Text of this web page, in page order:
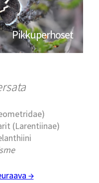
Pikkuperhoset
(Larentiinae)
→